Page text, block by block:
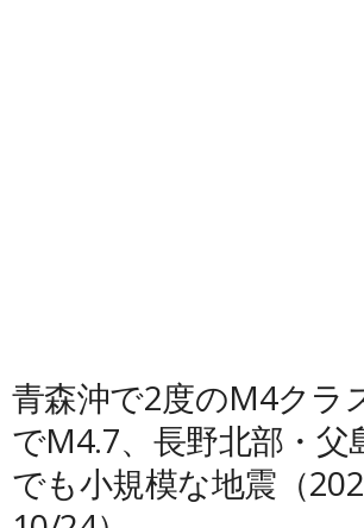
青森沖で2度のM4クラ
でM4.7、長野北部・父
でも小規模な地震（